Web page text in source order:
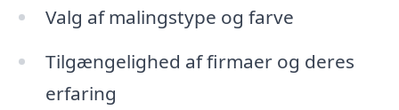
Valg af malingstype og farve
Tilgængelighed af firmaer og deres
erfaring